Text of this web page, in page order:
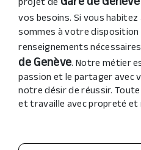
projet de
vos besoins. Si vous habitez
sommes à votre
renseignements
de Genève. Notre métier
passion et le partager avec
notre désir de réussir.
et travaille avec propreté et